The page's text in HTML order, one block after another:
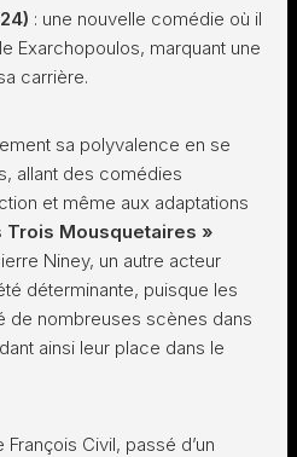
: une nouvelle comédie où il
Exarchopoulos, marquant une
carrière.
sa polyvalence en se
allant des comédies
et même aux adaptations
Trois Mousquetaires »
Niney, un autre acteur
déterminante, puisque les
de nombreuses scènes dans
ainsi leur place dans le
Civil, passé d’un